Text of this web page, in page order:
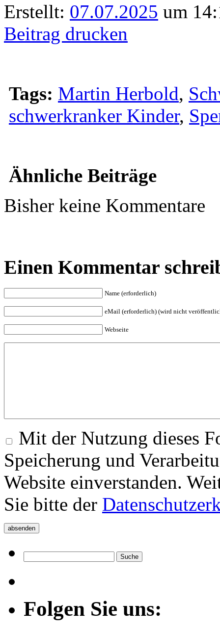
Erstellt: 07.07.2025 um
Beitrag drucken
Tags: Martin Herbold,
schwerkranker Kinder,
Ähnliche Beiträge
Bisher keine Kommentare
Einen Kommentar
Name (erforderlich)
eMail (erforderlich) (wird nicht
Webseite
Mit der Nutzung dieses
Speicherung und
Website einverstanden.
Sie bitte der
Folgen Sie uns: